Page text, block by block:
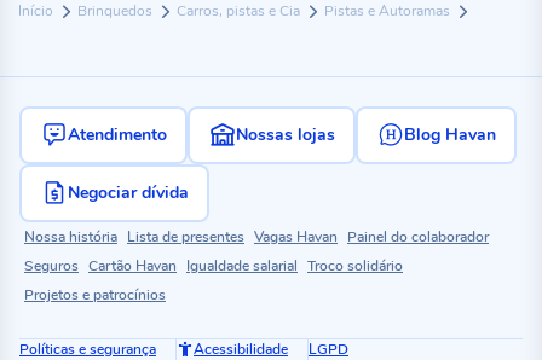
Início Brinquedos Carros, pistas e Cia Pistas e Autoramas
Atendimento Nossas lojas Blog Havan
Negociar dívida
Nossa história Lista de presentes Vagas Havan
Painel do colaborador
Seguros Cartão Havan Igualdade salarial Troco solidário
Projetos e patrocínios
Políticas e segurança Acessibilidade LGPD